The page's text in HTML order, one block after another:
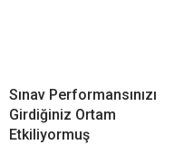
Sınav Performansınızı
Girdiğiniz Ortam
Etkiliyormuş